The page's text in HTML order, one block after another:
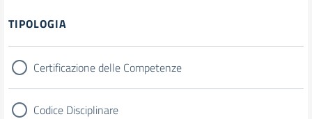
TIPOLOGIA
Certificazione delle Competenze
Codice Disciplinare